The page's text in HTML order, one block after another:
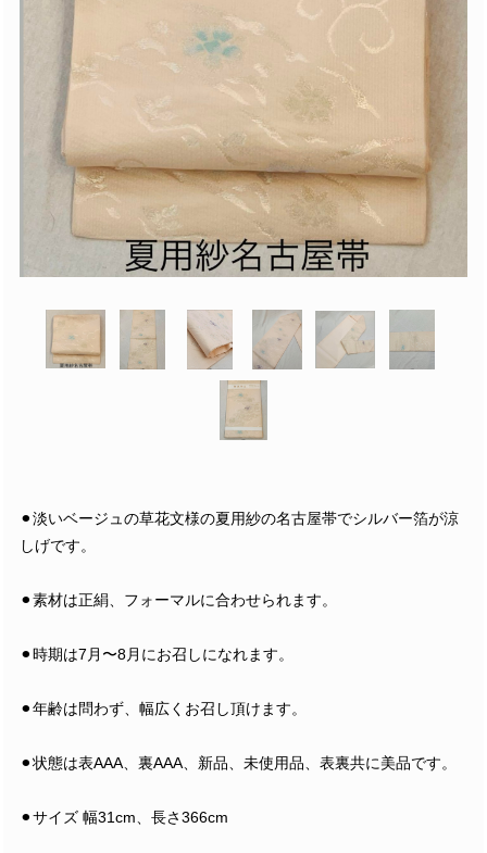
⚫︎淡いベージュの草花文様の夏用紗の名古屋帯でシルバー箔が涼
しげです。
⚫︎素材は正絹、フォーマルに合わせられます。
⚫︎時期は7月〜8月にお召しになれます。
⚫︎年齢は問わず、幅広くお召し頂けます。
⚫︎状態は表AAA、裏AAA、新品、未使用品、表裏共に美品です。
⚫︎サイズ 幅31cm、長さ366cm